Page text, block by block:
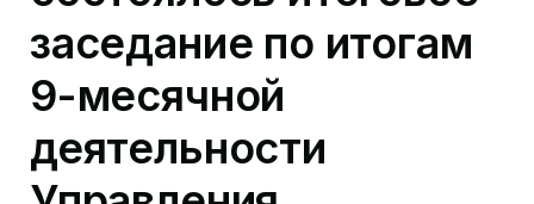
заседание по итогам
9-месячной
деятельности